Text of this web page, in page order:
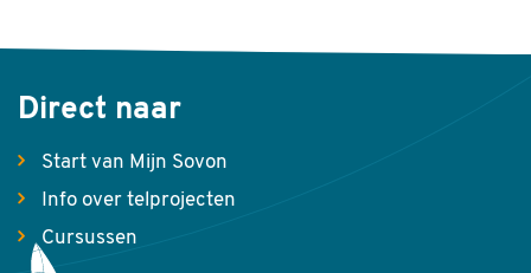
Direct naar
Start van Mijn Sovon
Info over telprojecten
Cursussen